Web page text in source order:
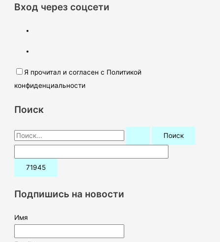
Вход через соцсети
Я прочитал и согласен с Политикой
конфиденциальности
Поиск
П
о
и
:Подпишись на новости
Имя